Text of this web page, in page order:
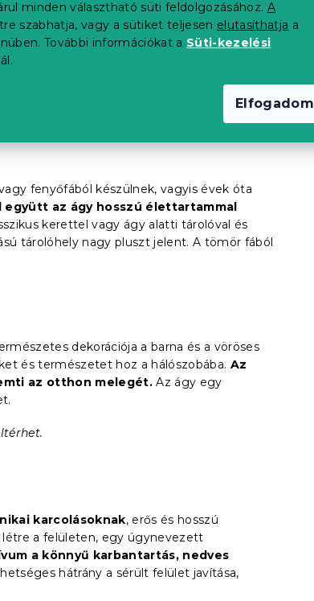
minden választható süti feldolgozásához. A
szabhatja, vagy a sütiket teljesen elutasíthatja a
További információkat a Süti-kezelési
Elfogadom
a padlón. A klasszikus ágyak általában
a matracot ráhelyezik.
nincs tárhelye. Ne essen kétségbe. A
fenyőfából készülnek, vagyis évek óta
az ágy hosszú élettartammal
kerettel vagy ágy alatti tárolóval és
tárolóhely nagy pluszt jelent. A tömör fából
dekorációja a barna és a vöröses
és természetet hoz a hálószobába. Az
az otthon melegét. Az ágy egy
karcolásoknak, erős és hosszú
a felületen, egy úgynevezett
a könnyű karbantartás, nedves
hátrány a sérült felület javítása,